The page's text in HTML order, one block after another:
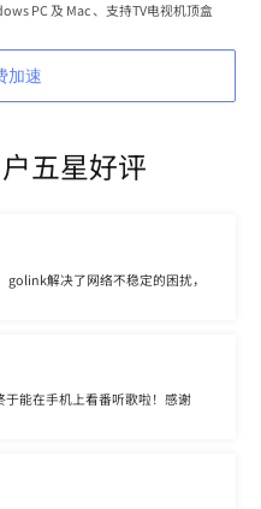
PC 及 Mac 、支持TV电视机顶盒
加速
五星好评
解决了网络不稳定的困扰，
能在手机上看番听歌啦！感谢